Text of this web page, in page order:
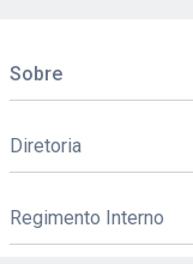
Sobre
Diretoria
Regimento Interno